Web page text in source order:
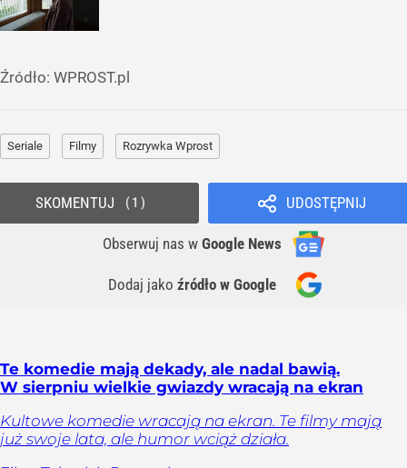
Źródło: WPROST.pl
Seriale Filmy Rozrywka Wprost
UDOSTĘPNIJ
Obserwuj nas w Google News
Dodaj jako źródło w Google
SKOMENTUJ 1
Te komedie mają dekady, ale nadal bawią.
W sierpniu wielkie gwiazdy wracają na ekran
Kultowe komedie wracają na ekran. Te filmy mają
już swoje lata, ale humor wciąż działa.